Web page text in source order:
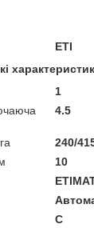
ETI
1
4.5
240/
10
C